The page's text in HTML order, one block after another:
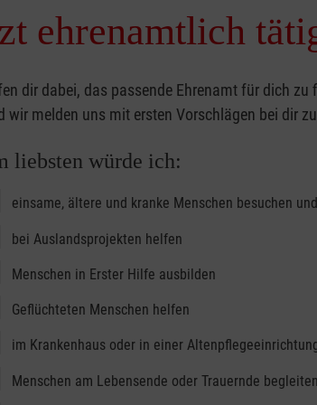
und vorstellen, wie
Allen neuen
ehrenamtlich
dir dabei, das passende Ehrenamt für dich zu
wir melden uns mit ersten Vorschlägen bei dir
liebsten würde ich:
einsame, ältere und kranke Menschen besuchen
bei Auslandsprojekten helfen
Menschen in Erster Hilfe ausbilden
Geflüchteten Menschen helfen
Menschen am Lebensende oder Trauernde begleiten